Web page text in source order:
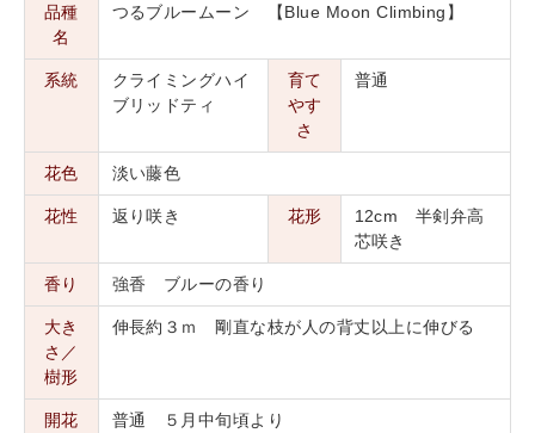
品種
名
つるブルームーン 【Blue Moon Climbing】
系統
クライミングハイ
ブリッドティ
育て
やす
さ
普通
花色 淡い藤色
花性 返り咲き 花形
12cm 半剣弁高
芯咲き
香り 強香 ブルーの香り
大き
さ／
樹形
伸長約３ｍ 剛直な枝が人の背丈以上に伸びる
開花
普通 ５月中旬頃より